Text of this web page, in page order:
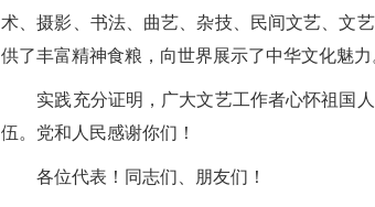
术、摄影、书法、曲艺、杂技、民间文艺、文
供了丰富精神食粮，向世界展示了中华文化魅力
实践充分证明，广大文艺工作者心怀祖国人
伍。党和人民感谢你们！
各位代表！同志们、朋友们！